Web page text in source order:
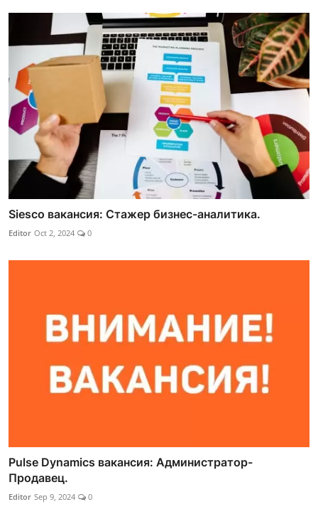
Siesco вакансия: Стажер бизнес-аналитика.
Editor Oct 2, 2024 0
Pulse Dynamics вакансия: Администратор-
Продавец.
Editor Sep 9, 2024 0